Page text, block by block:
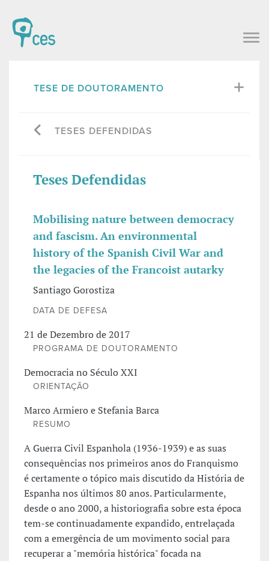
TESE DE DOUTORAMENTO
TESES DEFENDIDAS
Teses Defendidas
Mobilising nature between democracy
and fascism. An environmental
history of the Spanish Civil War and
the legacies of the Francoist autarky
Santiago Gorostiza
DATA DE DEFESA
21 de Dezembro de 2017
PROGRAMA DE DOUTORAMENTO
Democracia no Século XXI
ORIENTAÇÃO
Marco Armiero e Stefania Barca
RESUMO
A Guerra Civil Espanhola (1936-1939) e as suas
consequências nos primeiros anos do Franquismo
é certamente o tópico mais discutido da História de
Espanha nos últimos 80 anos. Particularmente,
desde o ano 2000, a historiografia sobre esta época
tem-se continuadamente expandido, entrelaçada
com a emergência de um movimento social para
recuperar a "memória histórica" focada na